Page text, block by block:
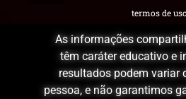
termos de uso
As informações
têm caráter educativo e
resultados podem variar
pessoa, e não garantimos